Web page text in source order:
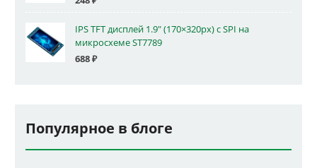
IPS TFT дисплей 1.9" (170×320px) с SPI на
микросхеме ST7789
688₽
Популярное в блоге